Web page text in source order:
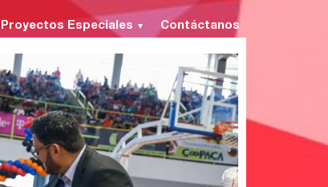
Proyectos Especiales ▼ Contáctanos